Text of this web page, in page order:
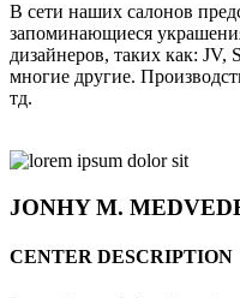
В сети наших салонов
запоминающиеся
дизайнеров, таких как:
многие другие.
тд.
JONHYM.
CENTER DESCRIPTION